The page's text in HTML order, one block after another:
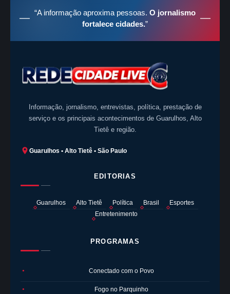
“A informação aproxima pessoas. O jornalismo
fortalece cidades.”
Informação, jornalismo, entrevistas, política, prestação de
serviço e os principais acontecimentos de Guarulhos, Alto
Tietê e região.
Guarulhos • Alto Tietê • São Paulo
EDITORIAS
Guarulhos Alto Tietê Política Brasil
Esportes
Entretenimento
PROGRAMAS
● Conectado com o Povo
● Fogo no Parquinho